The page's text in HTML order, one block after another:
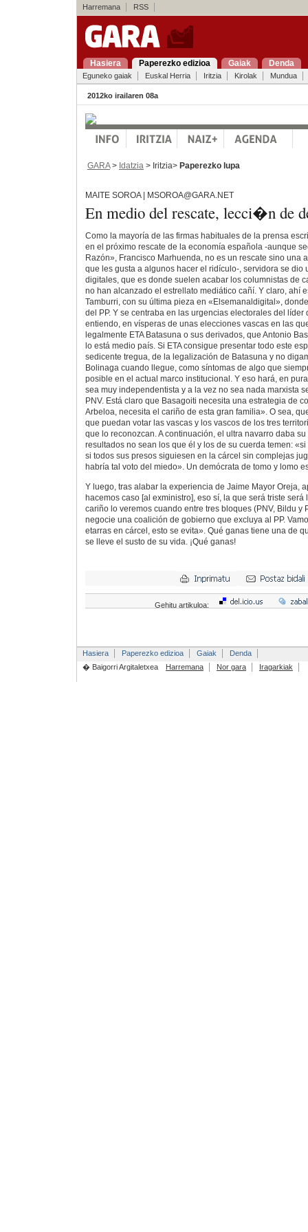
Harremana RSS
Hasiera Paperezko edizioa Gaiak Denda
Eguneko gaiak Euskal Herria Iritzia Kirolak Mundua
2012ko irailaren 08a
GARA> Idatzia > Iritzia> Paperezko lupa
MAITE SOROA | MSOROA@GARA.NET
En medio del rescate, lecci�n de
Como la mayoría de las firmas habituales de la prensa
en el próximo rescate de la economía española -aunque
Razón», Francisco Marhuenda, no es un rescate sino una
que les gusta a algunos hacer el ridículo-, servidora se dio
digitales, que es donde suelen acabar los columnistas de
no han alcanzado el estrellato mediático cañí. Y claro, ahí
Tamburri, con su última pieza en «Elsemanaldigital»,
del PP. Y se centraba en las urgencias electorales del líder
entiendo, en vísperas de unas elecciones vascas en las
legalmente ETA Batasuna o sus derivados, que Antonio
lo está medio país. Si ETA consigue presentar todo este
sedicente tregua, de la legalización de Batasuna y no
Bolinaga cuando llegue, como síntomas de algo que
posible en el actual marco institucional. Y eso hará, en
sea muy independentista y a la vez no sea nada marxista
PNV. Está claro que Basagoiti necesita una estrategia de
Arbeloa, necesita el cariño de esta gran familia». O sea,
que puedan votar las vascas y los vascos de los tres
que lo reconozcan. A continuación, el ultra navarro daba
resultados no sean los que él y los de su cuerda temen:
si todos sus presos siguiesen en la cárcel sin complejas
habría tal voto del miedo». Un demócrata de tomo y lomo
Y luego, tras alabar la experiencia de Jaime Mayor Oreja,
hacemos caso [al exministro], eso sí, la que será triste
cariño lo veremos cuando entre tres bloques (PNV, Bildu y
negocie una coalición de gobierno que excluya al PP.
etarras en cárcel, esto se evita». Qué ganas tiene una de
se lleve el susto de su vida. ¡Qué ganas!
Gehitu artikuloa:
Hasiera Paperezko edizioa Gaiak
Denda
� Baigorri Argitaletxea
Harremana Nor gara Iragarkiak